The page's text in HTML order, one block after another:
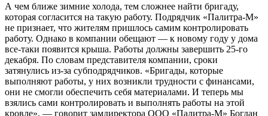
А чем ближе зимние холода, тем сложнее найти бригаду,
которая согласится на такую работу. Подрядчик «Палитра-М»
не признает, что жителям пришлось самим контролировать
работу. Однако в компании обещают — к новому году у дома
все-таки появится крыша. Работы должны завершить 25-го
декабря. По словам представителя компании, сроки
затянулись из-за субподрядчиков. «Бригады, которые
выполняют работы, у них возникли трудности с финансами,
они не смогли обеспечить себя материалами. И теперь мы
взялись сами контролировать и выполнять работы на этой
кровле», — говорит замдиректора ООО «Палитра-М» Богдан